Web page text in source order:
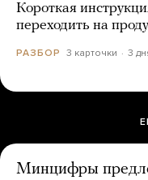
Короткая
переходить на
РАЗБОР 3 карточки 3
Минцифры